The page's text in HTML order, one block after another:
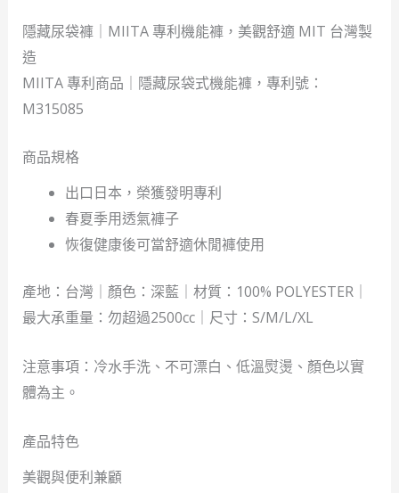
隱藏尿袋褲｜MIITA 專利機能褲，美觀舒適 MIT 台灣製
造
MIITA 專利商品｜隱藏尿袋式機能褲，專利號：
M315085
商品規格
出口日本，榮獲發明專利
春夏季用透氣褲子
恢復健康後可當舒適休閒褲使用
產地：台灣｜顏色：深藍｜材質：100% POLYESTER｜
最大承重量：勿超過2500cc｜尺寸：S/M/L/XL
注意事項：冷水手洗、不可漂白、低溫熨燙、顏色以實
體為主。
產品特色
美觀與便利兼顧